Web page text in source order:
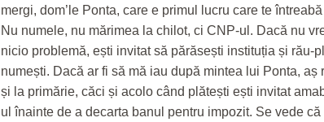
mergi, dom’le Ponta, care e primul lucru care te
Nu numele, nu mărimea la chilot, ci CNP-ul. Dacă nu
nicio problemă, ești invitat să părăsești instituția și rău-
numești. Dacă ar fi să mă iau după mintea lui Ponta, aș
și la primărie, căci și acolo când plătești ești invitat
ul înainte de a decarta banul pentru impozit. Se vede că